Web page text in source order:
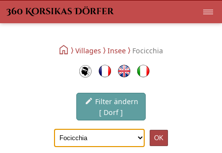
Villages Insee Focicchia
Filter ändern
[ Dorf ]